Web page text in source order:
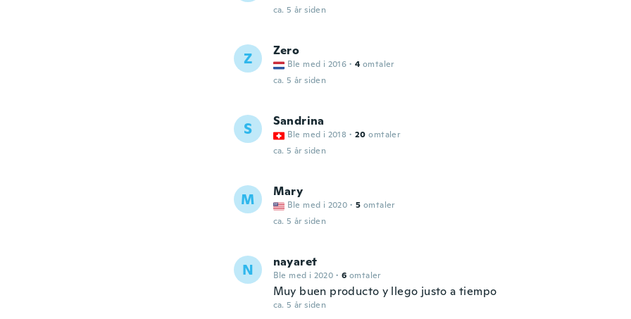
ca. 5 år siden
Z Zero
Ble med i 2016 · 4 omtaler
ca. 5 år siden
S Sandrina
Ble med i 2018 · 20 omtaler
ca. 5 år siden
M Mary
Ble med i 2020 · 5 omtaler
ca. 5 år siden
N nayaret
Ble med i 2020 · 6 omtaler
Muy buen producto y llego justo a tiempo
ca. 5 år siden